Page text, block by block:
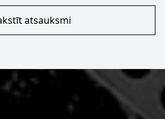
atsauksmi